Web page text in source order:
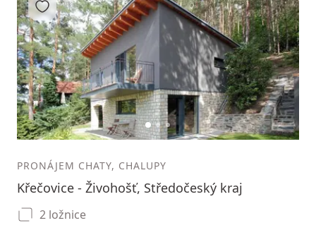
12 3
Přidat do oblíbených
PRONÁJEM CHATY, CHALUPY
Křečovice - Živohošť, Středočeský kraj
2 ložnice